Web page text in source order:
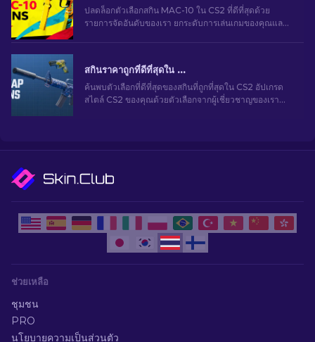
ปลดล็อกตัวเลือกสกิน MAC-10 ใน CS2 ที่ดีที่สุดด้วย
รายการจัดอันดับของเรา ยกระดับการเล่นเกมของคุณและ
สกินราคาถูกที่ดีที่สุดใน CS2 [2026]
ค้นพบตัวเลือกที่ดีที่สุดของสกินที่ถูกที่สุดใน CS2 อัปเกรด
สไตล์ CS2 ของคุณด้วยตัวเลือกจากผู้เชี่ยวชาญของเรา
ช่วยเหลือ
ชุมชน
PRO
นโยบายความเป็นส่วนตัว